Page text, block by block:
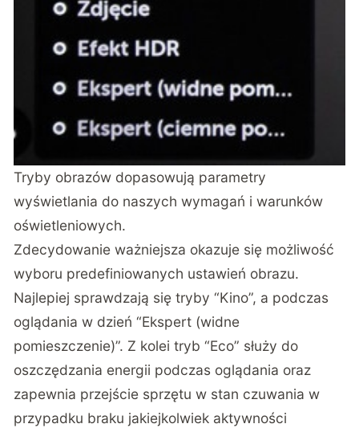
Tryby obrazów dopasowują parametry
wyświetlania do naszych wymagań i warunków
oświetleniowych.
Zdecydowanie ważniejsza okazuje się możliwość
wyboru predefiniowanych ustawień obrazu.
Najlepiej sprawdzają się tryby “Kino”, a podczas
oglądania w dzień “Ekspert (widne
pomieszczenie)”. Z kolei tryb “Eco” służy do
oszczędzania energii podczas oglądania oraz
zapewnia przejście sprzętu w stan czuwania w
przypadku braku jakiejkolwiek aktywności